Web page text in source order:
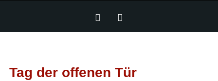
Feed
Tag der offenen Tür